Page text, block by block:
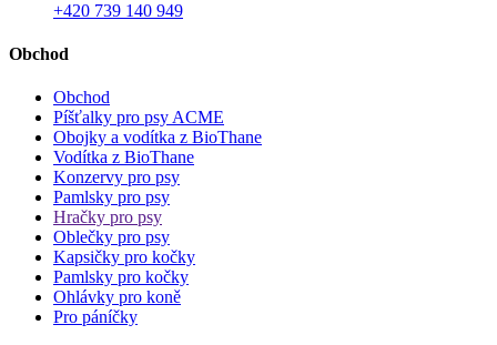
+420 739 140 949
Obchod
Obchod
Píšťalky pro psy ACME
Obojky a vodítka z BioThane
Vodítka z BioThane
Konzervy pro psy
Pamlsky pro psy
Hračky pro psy
Oblečky pro psy
Kapsičky pro kočky
Pamlsky pro kočky
Ohlávky pro koně
Pro páníčky